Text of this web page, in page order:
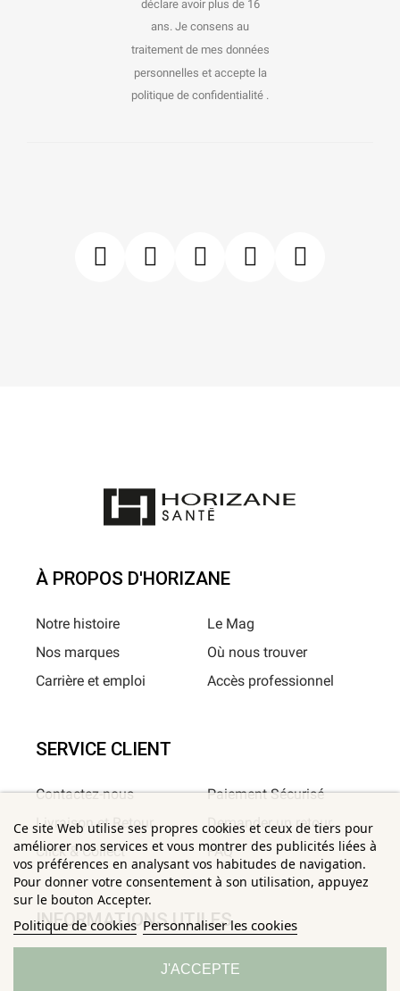
déclare avoir plus de 16
ans. Je consens au
traitement de mes données
personnelles et accepte la
politique de confidentialité .
Ce site Web utilise ses propres cookies et ceux de tiers pour
améliorer nos services et vous montrer des publicités liées à
vos préférences en analysant vos habitudes de navigation.
Pour donner votre consentement à son utilisation, appuyez
sur le bouton Accepter.
Politique de cookies Personnaliser les cookies
J'ACCEPTE
À PROPOS D'HORIZANE
Notre histoire
Nos marques
Carrière et emploi
Le Mag
Où nous trouver
Accès professionnel
SERVICE CLIENT
Contactez-nous
Livraison et Retour
Click & Collect
Paiement Sécurisé
Demander un retour
FAQ
INFORMATIONS UTILES
Conditions Générales de
Confidentialité